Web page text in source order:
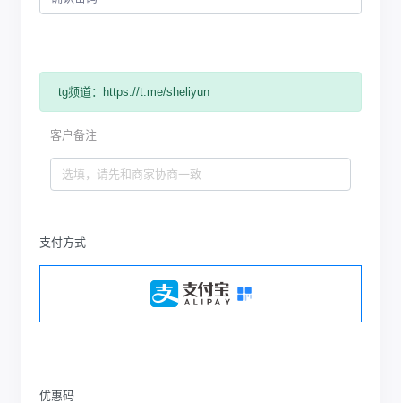
tg频道：https://t.me/sheliyun
客户备注
支付方式
优惠码